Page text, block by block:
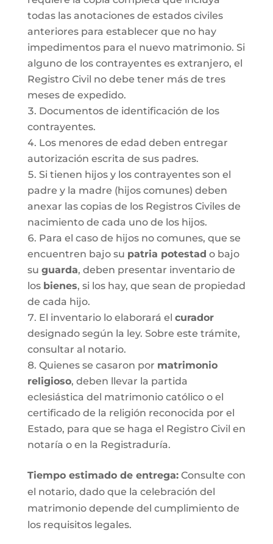
todas las anotaciones de estados civiles
anteriores para establecer que no hay
impedimentos para el nuevo matrimonio. Si
alguno de los contrayentes es extranjero, el
Registro Civil no debe tener más de tres
meses de expedido.
Documentos de identificación de los
contrayentes.
Los menores de edad deben entregar
autorización escrita de sus padres.
Si tienen hijos y los contrayentes son el
padre y la madre (hijos comunes) deben
anexar las copias de los Registros Civiles de
nacimiento de cada uno de los hijos.
Para el caso de hijos no comunes, que se
encuentren bajo su patria potestad o bajo
su guarda, deben presentar inventario de
los bienes, si los hay, que sean de propiedad
de cada hijo.
El inventario lo elaborará el curador
designado según la ley. Sobre este trámite,
consultar al notario.
Quienes se casaron por matrimonio
religioso, deben llevar la partida
eclesiástica del matrimonio católico o el
certificado de la religión reconocida por el
Estado, para que se haga el Registro Civil en
notaría o en la Registraduría.
Tiempo estimado de entrega:Consulte con
el notario, dado que la celebración del
matrimonio depende del cumplimiento de
los requisitos legales.